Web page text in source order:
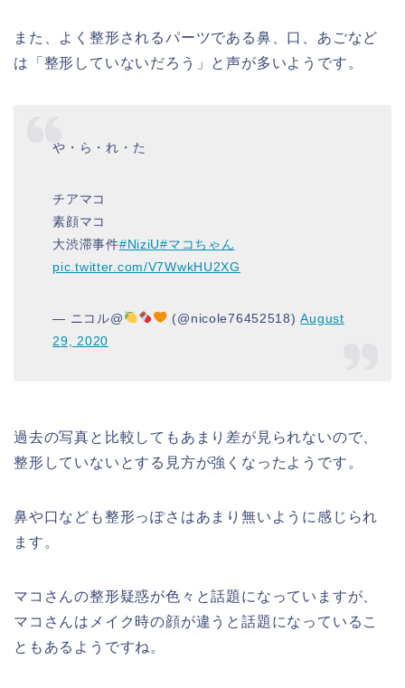
また、よく整形されるパーツである鼻、口、あごなど
は「整形していないだろう」と声が多いようです。
や・ら・れ・た
チアマコ
素顔マコ
大渋滞事件#NiziU#マコちゃん
pic.twitter.com/V7WwkHU2XG
— ニコル@ (@nicole76452518)August
29, 2020
過去の写真と比較してもあまり差が見られないので、
整形していないとする見方が強くなったようです。
鼻や口なども整形っぽさはあまり無いように感じられ
ます。
マコさんの整形疑惑が色々と話題になっていますが、
マコさんはメイク時の顔が違うと話題になっているこ
ともあるようですね。